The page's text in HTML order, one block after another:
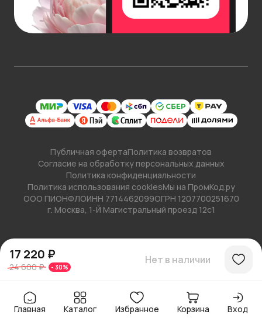
17 220 ₽
24 600 ₽ - 30%
Нет в наличии
Публичная офертаПолитика возвратов
Согласие на обработку персональных данных
Политика конфиденциальности
Политика использования cookiesМы на ПромКод.ру
ООО ПИОНФЛОИНН 7714462099ОГРН 1207700251670
г. Москва, 1-Й Магистральный проезд 12с1
Главная Каталог Избранное Корзина Вход